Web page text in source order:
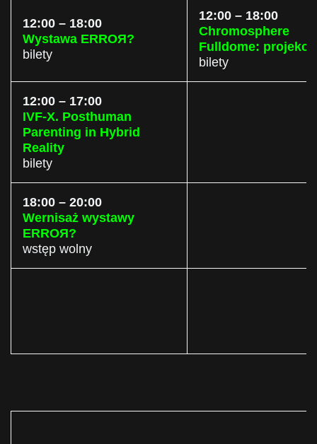
12:00 – 18:00
Wystawa ERROЯ?
bilety
12:00 – 18:00
Chromosphere
Fulldome:
bilety
12:00 – 17:00
IVF-X. Posthuman
Parenting in Hybrid
Reality
bilety
18:00 – 20:00
Wernisaż wystawy
ERROЯ?
wstęp wolny